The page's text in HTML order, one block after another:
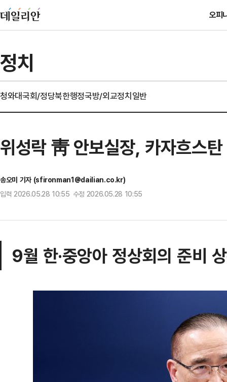
오피
정치
청와대국회/정당북한행정국방/외교정치일반
위성락 靑 안보실장, 카자흐스
송오미 기자 (sfironman1@dailian.co.kr)
입력 2026.05.28 10:55 수정 2026.05.28 10:55
9월 한·중앙아 정상회의 준비